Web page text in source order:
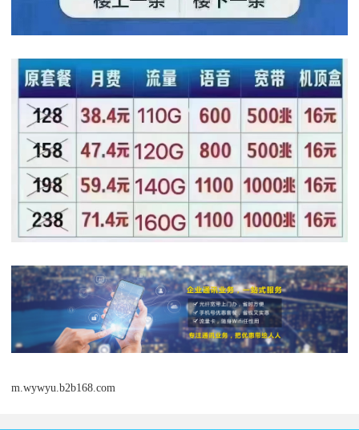
m.wywyu.b2b168.com